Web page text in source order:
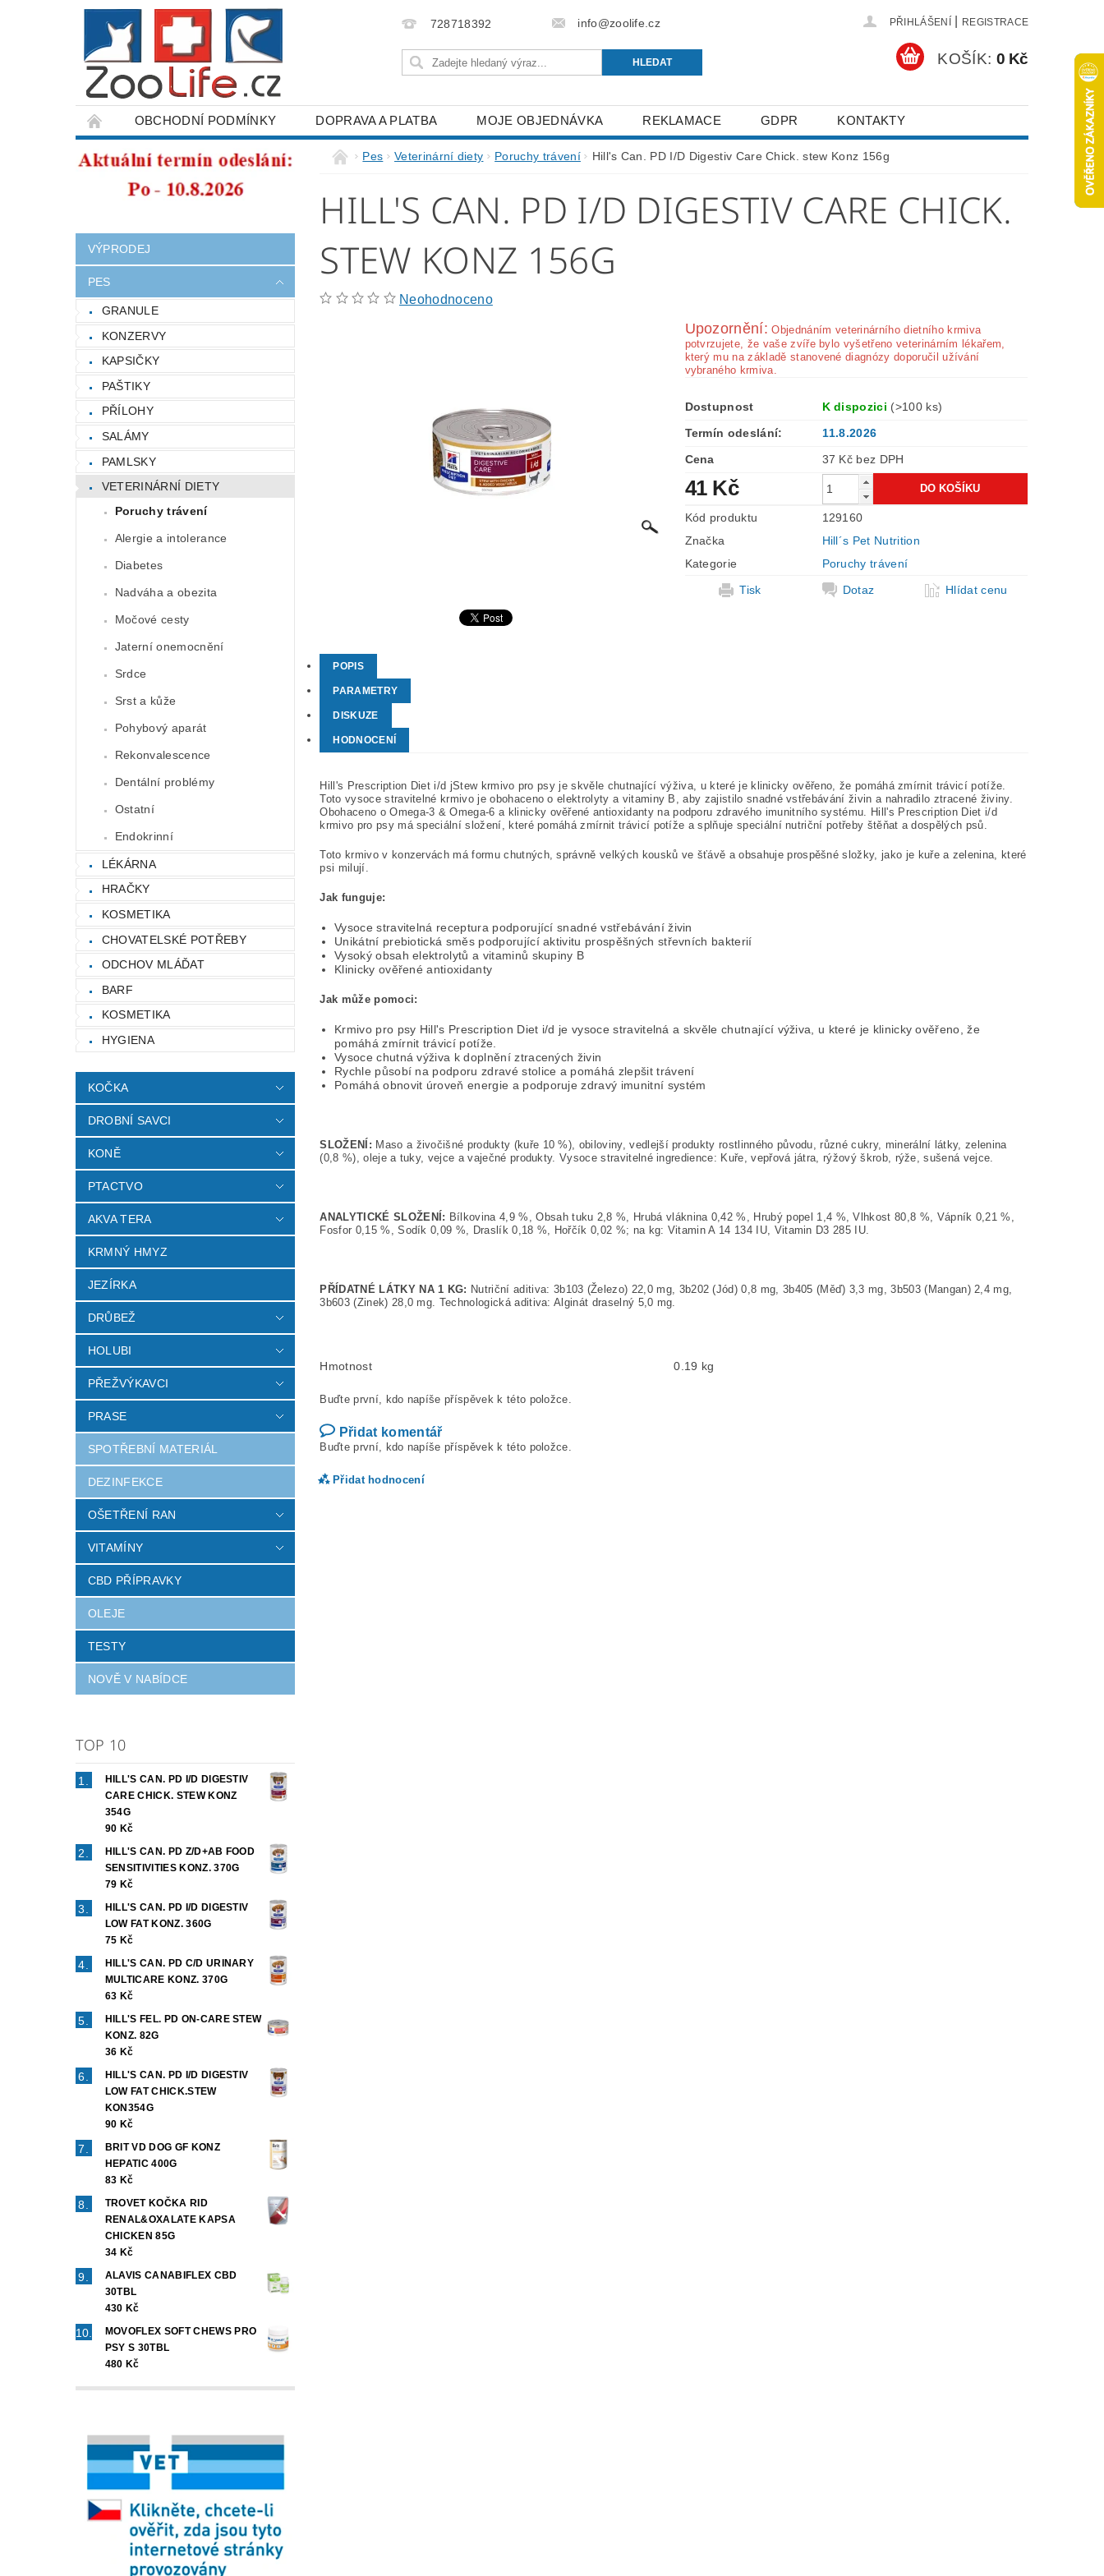
728718392 info@zoolife.cz PŘIHLÁŠENÍ REGISTRACE
KOŠÍK: 0 Kč
OBCHODNÍ PODMÍNKY DOPRAVA A PLATBA MOJE OBJEDNÁVKA REKLAMACE GDPR KONTAKTY
ODSTOUPENÍ OD SMLOUVY
VÝPRODEJ
PES
GRANULE
KONZERVY
KAPSIČKY
PAŠTIKY
PŘÍLOHY
SALÁMY
PAMLSKY
VETERINÁRNÍ DIETY
Poruchy trávení
Alergie a intolerance
Diabetes
Nadváha a obezita
Močové cesty
Jaterní onemocnění
Srdce
Srst a kůže
Pohybový aparát
Rekonvalescence
Dentální problémy
Ostatní
Endokrinní
LÉKÁRNA
HRAČKY
KOSMETIKA
CHOVATELSKÉ POTŘEBY
ODCHOV MLÁĎAT
BARF
KOSMETIKA
HYGIENA
KOČKA
DROBNÍ SAVCI
KONĚ
PTACTVO
AKVA TERA
KRMNÝ HMYZ
JEZÍRKA
DRŮBEŽ
HOLUBI
PŘEŽVÝKAVCI
PRASE
SPOTŘEBNÍ MATERIÁL
DEZINFEKCE
OŠETŘENÍ RAN
VITAMÍNY
CBD PŘÍPRAVKY
OLEJE
TESTY
NOVĚ V NABÍDCE
TOP 10
HILL'S CAN. PD I/D DIGESTIV
CARE CHICK. STEW KONZ
354G
90 Kč
HILL'S CAN. PD Z/D+AB FOOD
SENSITIVITIES KONZ. 370G
79 Kč
HILL'S CAN. PD I/D DIGESTIV
LOW FAT KONZ. 360G
75 Kč
HILL'S CAN. PD C/D URINARY
MULTICARE KONZ. 370G
63 Kč
HILL'S FEL. PD ON-CARE STEW
KONZ. 82G
36 Kč
HILL'S CAN. PD I/D DIGESTIV
LOW FAT CHICK.STEW
KON354G
90 Kč
BRIT VD DOG GF KONZ
HEPATIC 400G
83 Kč
TROVET KOČKA RID
RENAL&OXALATE KAPSA
CHICKEN 85G
34 Kč
ALAVIS CANABIFLEX CBD
30TBL
430 Kč
MOVOFLEX SOFT CHEWS PRO
PSY S 30TBL
480 Kč
Pes Veterinární diety Poruchy trávení Hill's Can. PD I/D Digestiv Care Chick. stew Konz 156g
HILL'S CAN. PD I/D DIGESTIV CARE CHICK.
STEW KONZ 156G
Neohodnoceno
Upozornění: Ob­jednáním veterinárního dietního krmiva
potvrzujete, že vaše zvíře bylo vyšetřeno veterinárním lékařem,
který mu na základě stanovené diagnózy doporučil užívání
vybraného krmiva.
Dostupnost K dispozici (>100 ks)
Termín odeslání:
11.8.2026
Cena
37 Kč bez DPH
41 Kč
Kód produktu
129160
Značka
Hill´s Pet Nutrition
Kategorie
Poruchy trávení
Tisk
Dotaz Hlídat cenu
POPIS
PARAMETRY
DISKUZE
HODNOCENÍ
Hill's Prescription Diet i/d jStew krmivo pro psy je skvěle chutnající výživa, u které je klinicky ověřeno, že pomáhá zmírnit trávicí potíže.
Toto vysoce stravitelné krmivo je obohaceno o elektrolyty a vitaminy B, aby zajistilo snadné vstřebávání živin a nahradilo ztracené živiny.
Obohaceno o Omega-3 & Omega-6 a klinicky ověřené antioxidanty na podporu zdravého imunitního systému. Hill's Prescription Diet i/d
krmivo pro psy má speciální složení, které pomáhá zmírnit trávicí potíže a splňuje speciální nutriční potřeby štěňat a dospělých psů.
Toto krmivo v konzervách má formu chutných, správně velkých kousků ve šťávě a obsahuje prospěšné složky, jako je kuře a zelenina, které
psi milují.
Jak funguje:
Vysoce stravitelná receptura podporující snadné vstřebávání živin
Unikátní prebiotická směs podporující aktivitu prospěšných střevních bakterií
Vysoký obsah elektrolytů a vitaminů skupiny B
Klinicky ověřené antioxidanty
Jak může pomoci:
Krmivo pro psy Hill's Prescription Diet i/d je vysoce stravitelná a skvěle chutnající výživa, u které je klinicky ověřeno, že
pomáhá zmírnit trávicí potíže.
Vysoce chutná výživa k doplnění ztracených živin
Rychle působí na podporu zdravé stolice a pomáhá zlepšit trávení
Pomáhá obnovit úroveň energie a podporuje zdravý imunitní systém
SLOŽENÍ: Maso a živočišné produkty (kuře 10 %), obiloviny, vedlejší produkty rostlinného původu, různé cukry, minerální látky, zelenina
(0,8 %), oleje a tuky, vejce a vaječné produkty. Vysoce stravitelné ingredience: Kuře, vepřová játra, rýžový škrob, rýže, sušená vejce.
ANALYTICKÉ SLOŽENÍ: Bílkovina 4,9 %, Obsah tuku 2,8 %, Hrubá vláknina 0,42 %, Hrubý popel 1,4 %, Vlhkost 80,8 %, Vápník 0,21 %,
Fosfor 0,15 %, Sodík 0,09 %, Draslík 0,18 %, Hořčík 0,02 %; na kg: Vitamin A 14 134 IU, Vitamin D3 285 IU.
P ŘÍDATNÉ LÁTKY NA 1 KG: Nutriční aditiva: 3b103 (Železo) 22,0 mg, 3b202 (Jód) 0,8 mg, 3b405 (Měď) 3,3 mg, 3b503 (Mangan) 2,4 mg,
3b603 (Zinek) 28,0 mg. Technologická aditiva: Alginát draselný 5,0 mg.
Hmotnost 0.19 kg
Buďte první, kdo napíše příspěvek k této položce.
Přidat komentář
Buďte první, kdo napíše příspěvek k této položce.
Přidat hodnocení